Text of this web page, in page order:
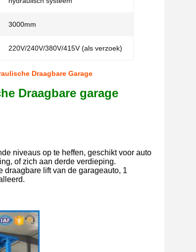
3000mm
220V/240V/380V/415V (als verzoek)
Draagbare Garage
Draagbare garage
niveaus op te heffen, geschikt voor auto
of zich aan derde verdieping.
draagbare lift van de garageauto, 1